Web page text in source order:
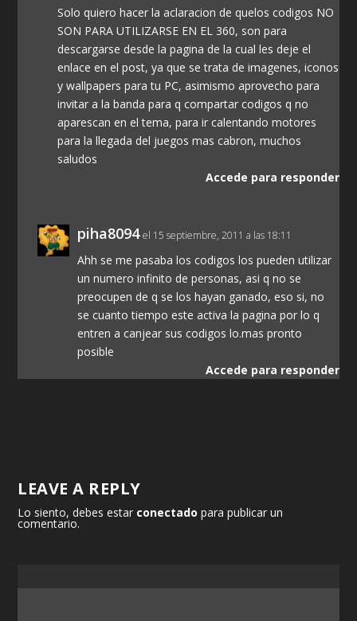
Solo quiero hacer la aclaracion de quelos codigos NO
SON PARA UTILIZARSE EN EL 360, son para
descargarse desde la pagina de la cual les deje el
enlace en el post, ya que se trata de imagenes, iconos
y wallpapers para tu PC, asimismo aprovecho para
invitar a la banda para q compartar codigos q no
aparescan en el tema, para ir calentando motores
para la llegada del juegos mas cabron, muchos
saludos
Accede para responder
piha8094 el 15 septiembre, 2011 a las 18:11
Ahh se me pasaba los codigos los pueden utilizar
un numero infinito de personas, asi q no se
preocupen de q se los hayan ganado, eso si, no
se cuanto tiempo este activa la pagina por lo q
entren a canjear sus codigos lo.mas pronto
posible
Accede para responder
LEAVE A REPLY
Lo siento, debes estar conectado para publicar un
comentario.